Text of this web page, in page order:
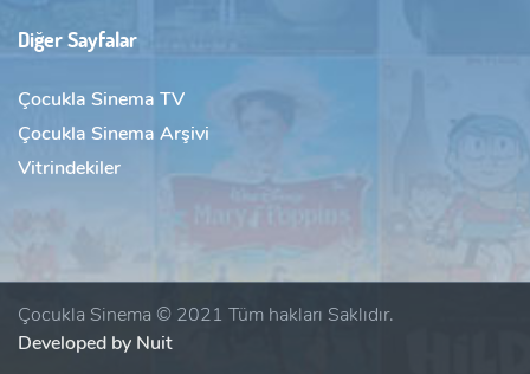
Diğer Sayfalar
Çocukla Sinema TV
Çocukla Sinema Arşivi
Vitrindekiler
Çocukla Sinema © 2021 Tüm hakları Saklıdır.
Developed by Nuit